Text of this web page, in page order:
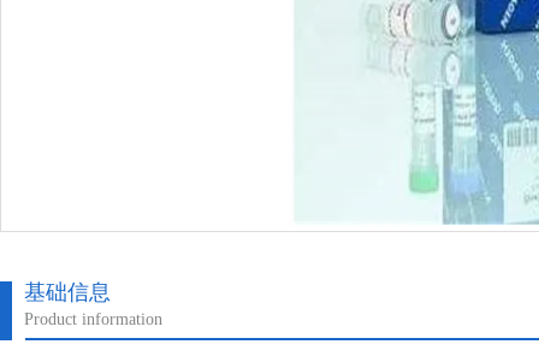
基础信息
Product information